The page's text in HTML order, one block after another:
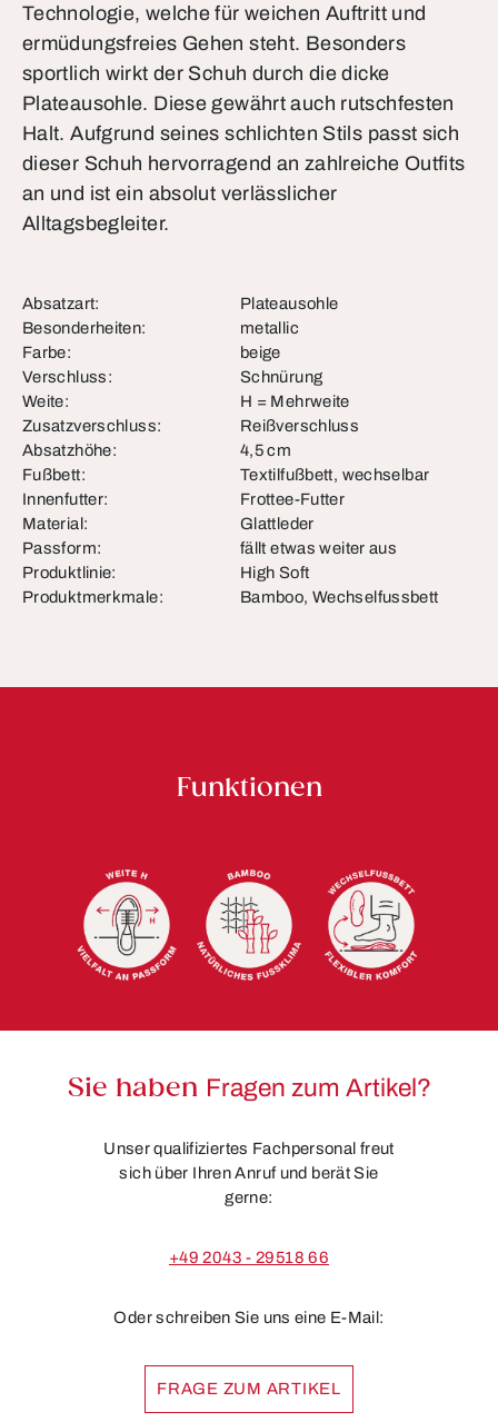
Technologie, welche für weichen Auftritt und
ermüdungsfreies Gehen steht. Besonders
sportlich wirkt der Schuh durch die dicke
Plateausohle. Diese gewährt auch rutschfesten
Halt. Aufgrund seines schlichten Stils passt sich
dieser Schuh hervorragend an zahlreiche Outfits
an und ist ein absolut verlässlicher
Alltagsbegleiter.
Absatzart:
Plateausohle
Besonderheiten:
metallic
Farbe:
beige
Verschluss:
Schnürung
Weite:
H = Mehrweite
Zusatzverschluss:
Reißverschluss
Absatzhöhe:
4,5 cm
Fußbett:
Textilfußbett, wechselbar
Innenfutter:
Frottee-Futter
Material:
Glattleder
Passform:
fällt etwas weiter aus
Produktlinie:
High Soft
Produktmerkmale:
Bamboo, Wechselfussbett
Funktionen
Sie haben Fragen zum Artikel?
Unser qualifiziertes Fachpersonal freut
sich über Ihren Anruf und berät Sie
gerne:
+49 2043 - 29518 66
Oder schreiben Sie uns eine E-Mail:
FRAGE ZUM ARTIKEL